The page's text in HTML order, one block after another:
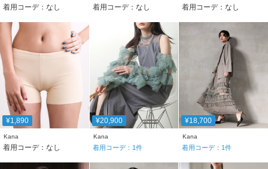
着用コーデ：なし 着用コーデ：なし 着用コーデ：なし
¥1,890
Kana
着用コーデ：なし
¥20,900
Kana
着用コーデ： 1件
¥18,700
Kana
着用コーデ： 1件